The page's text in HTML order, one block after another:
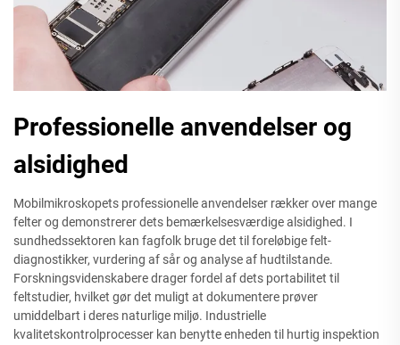
Professionelle anvendelser og
alsidighed
Mobilmikroskopets professionelle anvendelser rækker over mange
felter og demonstrerer dets bemærkelsesværdige alsidighed. I
sundhedssektoren kan fagfolk bruge det til foreløbige felt-
diagnostikker, vurdering af sår og analyse af hudtilstande.
Forskningsvidenskabere drager fordel af dets portabilitet til
feltstudier, hvilket gør det muligt at dokumentere prøver
umiddelbart i deres naturlige miljø. Industrielle
kvalitetskontrolprocesser kan benytte enheden til hurtig inspektion